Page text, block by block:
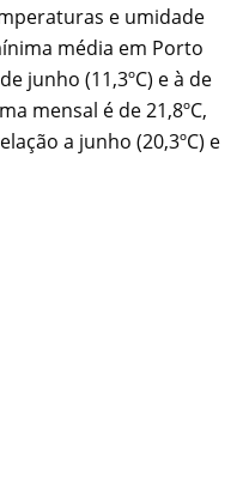
e umidade
média em Porto
junho (11,3ºC) e à de
mensal é de 21,8ºC,
a junho (20,3ºC) e